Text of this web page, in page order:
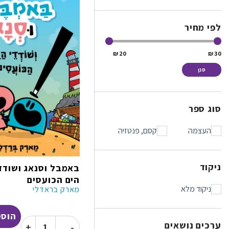
לפי מחיר
20 ₪ 30 ₪
סנן
סוג ספר
העצמה קסם, פנטזיה
ניקוד
ניקוד מלא
ערכים נושאים
באמבל וסנאג
הים הכועסים
מארק בראדלי